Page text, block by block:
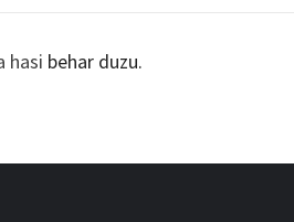
hasi behar duzu.